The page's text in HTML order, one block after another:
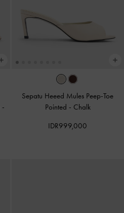
-
Sepatu Heeed Mules Peep-Toe
Pointed - Chalk
IDR999,000